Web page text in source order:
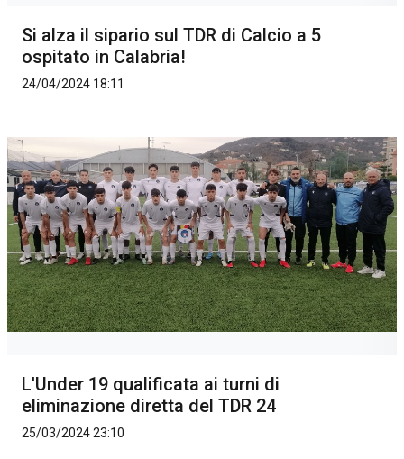
Si alza il sipario sul TDR di Calcio a 5
ospitato in Calabria!
24/04/2024 18:11
L'Under 19 qualificata ai turni di
eliminazione diretta del TDR 24
25/03/2024 23:10